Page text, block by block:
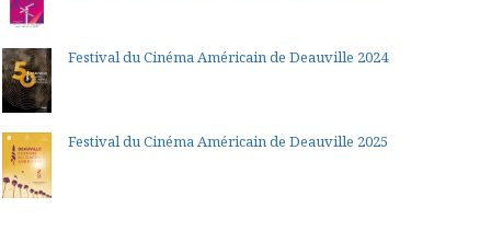
Festival du Cinéma Américain de Deauville 2024
Festival du Cinéma Américain de Deauville 2025